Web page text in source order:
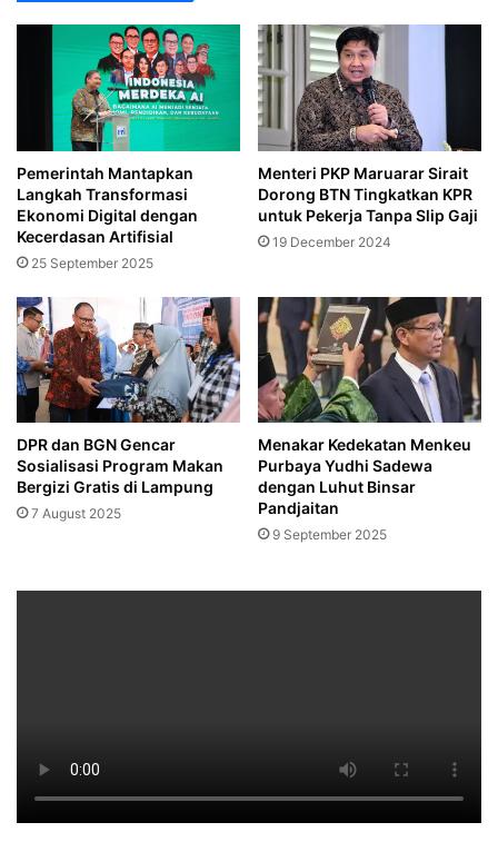
Pemerintah Mantapkan
Langkah Transformasi
Ekonomi Digital dengan
Kecerdasan Artifisial
25 September 2025
Menteri PKP Maruarar Sirait
Dorong BTN Tingkatkan KPR
untuk Pekerja Tanpa Slip Gaji
19 December 2024
DPR dan BGN Gencar
Sosialisasi Program Makan
Bergizi Gratis di Lampung‎
7 August 2025
Menakar Kedekatan Menkeu
Purbaya Yudhi Sadewa
dengan Luhut Binsar
Pandjaitan
9 September 2025